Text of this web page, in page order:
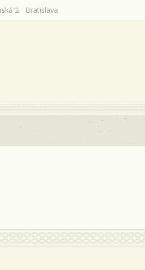
2 - Bratislava